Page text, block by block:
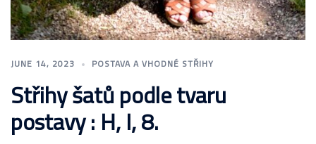
JUNE 14, 2023 POSTAVA A VHODNÉ STŘIHY
Střihy šatů podle tvaru
postavy : H, I, 8.